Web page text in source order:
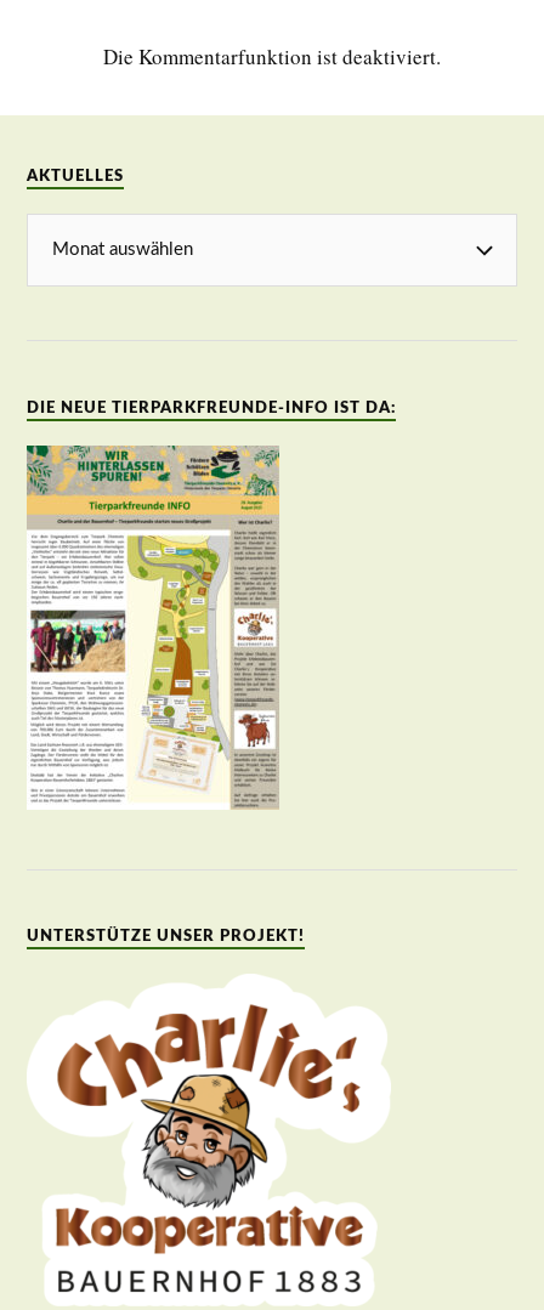
Die Kommentarfunktion ist deaktiviert.
AKTUELLES
DIE NEUE TIERPARKFREUNDE-INFO IST DA:
UNTERSTÜTZE UNSER PROJEKT!